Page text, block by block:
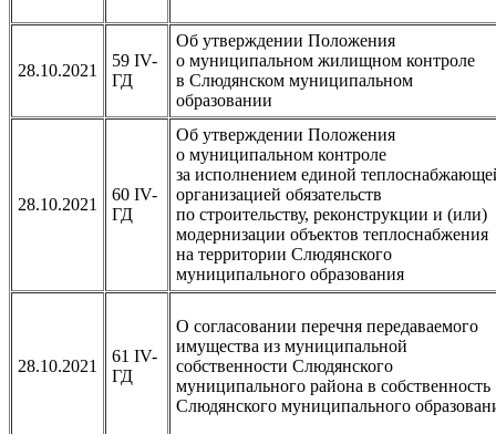
28.10.2021
59 IV-
ГД
Об утверждении Положения
о муниципальном жилищном контроле
в Слюдянском муниципальном
образовании
28.10.2021
60 IV-
ГД
Об утверждении Положения
о муниципальном контроле
за исполнением единой
организацией обязательств
по строительству, реконструкции и (или)
модернизации объектов теплоснабжения
на территории Слюдянского
муниципального образования
28.10.2021
61 IV-
ГД
О согласовании перечня передаваемого
имущества из муниципальной
собственности Слюдянского
муниципального района в собственность
Слюдянского муниципального